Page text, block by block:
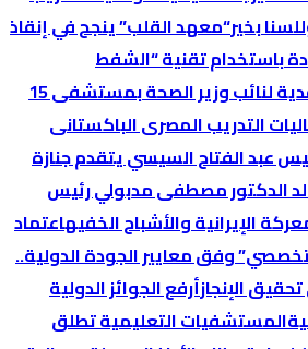
لسنا بخير“معهد القلب” ينجح في إنقاذ
باستخدام تقنية “الشفط
جولة تفقدية لنائب وزير الصحة بمستشفى 15
التدريب المصرى الباكستانى
عبد الفتاح السيسي يتقدم جنازة
الدكتور مصطفى مدبولي رئيس
الإيرانية والأشباح الخفيهاعتماد
مايو التخصصي” وفق معايير الجودة الدولية..
الإنجازأرفع الجوائز الدولية
المستشفيات التعليمية تطلق